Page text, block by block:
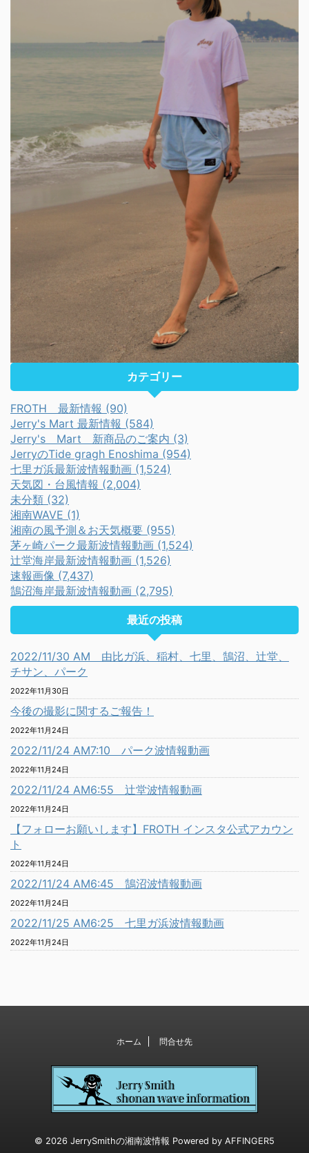
カテゴリー
FROTH 最新情報 (90)
Jerry's Mart 最新情報 (584)
Jerry's Mart 新商品のご案内 (3)
JerryのTide gragh Enoshima (954)
七里ガ浜最新波情報動画 (1,524)
天気図・台風情報 (2,004)
未分類 (32)
湘南WAVE (1)
湘南の風予測＆お天気概要 (955)
茅ヶ崎パーク最新波情報動画 (1,524)
辻堂海岸最新波情報動画 (1,526)
速報画像 (7,437)
鵠沼海岸最新波情報動画 (2,795)
最近の投稿
2022/11/30 AM 由比ガ浜、稲村、七里、鵠沼、辻堂、
チサン、パーク
2022年11月30日
今後の撮影に関するご報告！
2022年11月24日
2022/11/24 AM7:10 パーク波情報動画
2022年11月24日
2022/11/24 AM6:55 辻堂波情報動画
2022年11月24日
【フォローお願いします】FROTH インスタ公式アカウン
ト
2022年11月24日
2022/11/24 AM6:45 鵠沼波情報動画
2022年11月24日
2022/11/25 AM6:25 七里ガ浜波情報動画
2022年11月24日
ホーム 問合せ先
© 2026 JerrySmithの湘南波情報 Powered by AFFINGER5